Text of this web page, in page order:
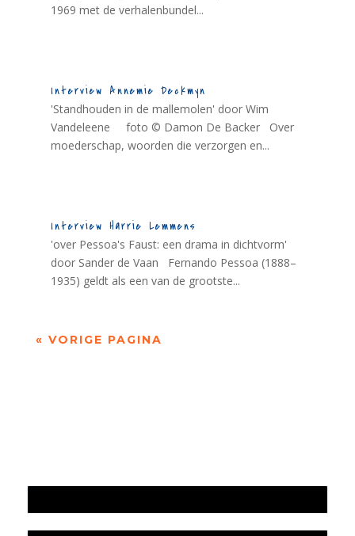
1969 met de verhalenbundel...
Interview Annemie Deckmyn
'Standhouden in de mallemolen' door Wim
Vandeleene foto © Damon De Backer Over
moederschap, woorden die verzorgen en...
Interview Harrie Lemmens
'over Pessoa's Faust: een drama in dichtvorm'
door Sander de Vaan Fernando Pessoa (1888–
1935) geldt als een van de grootste...
« VORIGE PAGINA